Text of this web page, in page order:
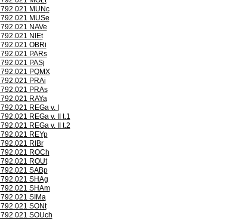
792.021 MUNc
792.021 MUSe
792.021 NAVe
792.021 NIEt
792.021 OBRi
792.021 PARs
792.021 PASj
792.021 PQMX
792.021 PRAi
792.021 PRAs
792.021 RAYa
792.021 REGa v. I
792.021 REGa v. II t.1
792.021 REGa v. II t.2
792.021 REYp
792.021 RIBr
792.021 ROCh
792.021 ROUt
792.021 SABp
792.021 SHAg
792.021 SHAm
792.021 SIMa
792.021 SONt
792.021 SOUch